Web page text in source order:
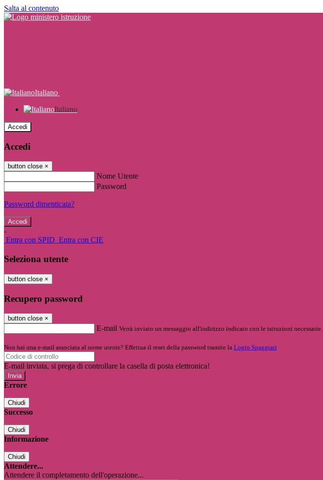
Salta al contenuto
Italiano
Italiano
Accedi
Accedi
button close ×
Nome Utente
Password
Password dimenticata?
-
Entra con SPID Entra con CIE
Seleziona utente
button close ×
Recupero password
button close ×
E-mail Verrà inviato un messaggio all'indirizzo indicato con le istruzioni necessarie.
Non hai una e-mail associata al nome utente? Effettua il reset della password tramite la Login Spaggiari
E-mail inviata, si prega di controllare la casella di posta elettronica!
Errore
Chiudi
Successo
Chiudi
Informazione
Chiudi
Attendere...
Attendere il completamento dell'operazione...